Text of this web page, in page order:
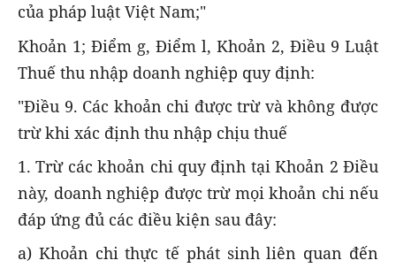
của pháp luật Việt Nam;"
Khoản 1; Điểm g, Điểm l, Khoản 2, Điều 9 Luật
Thuế thu nhập doanh nghiệp quy định:
"Điều 9. Các khoản chi được trừ và không được
trừ khi xác định thu nhập chịu thuế
1. Trừ các khoản chi quy định tại Khoản 2 Điều
này, doanh nghiệp được trừ mọi khoản chi nếu
đáp ứng đủ các điều kiện sau đây:
a) Khoản chi thực tế phát sinh liên quan đến